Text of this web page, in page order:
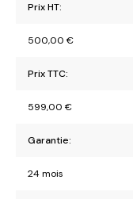
Prix HT:
500,00 €
Prix TTC:
599,00 €
Garantie:
24 mois